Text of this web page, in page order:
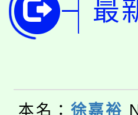
版
代理(課)
「2026
桃園市
生本土語
公告本校
最
本名： 徐嘉裕